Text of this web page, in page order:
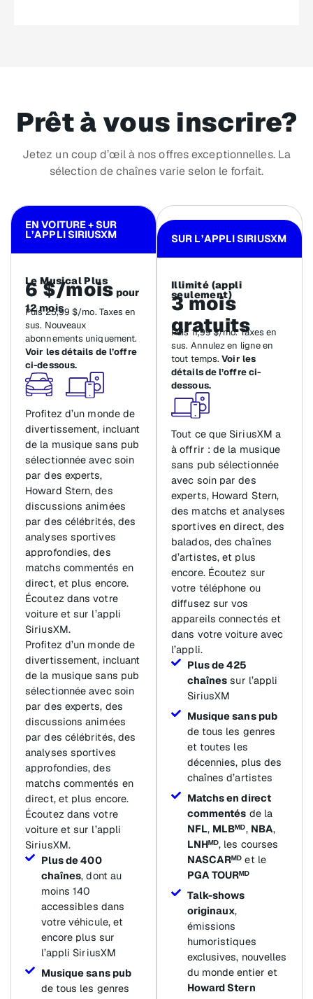
Prêt à vous inscrire?
Jetez un coup d’œil à nos offres exceptionnelles. La
sélection de chaînes varie selon le forfait.
EN VOITURE + SUR
L’APPLI SIRIUSXM
Le Musical Plus
6 $/mois pour
12 mois
Puis 25,99 $/mo. Taxes en
sus. Nouveaux
abonnements uniquement.
Voir les détails de l’offre
ci-dessous.
Profitez d’un monde de
divertissement, incluant
de la musique sans pub
sélectionnée avec soin
par des experts,
Howard Stern, des
discussions animées
par des célébrités, des
analyses sportives
approfondies, des
matchs commentés en
direct, et plus encore.
Écoutez dans votre
voiture et sur l’appli
SiriusXM.
Profitez d’un monde de
divertissement, incluant
de la musique sans pub
sélectionnée avec soin
par des experts, des
discussions animées
par des célébrités, des
analyses sportives
approfondies, des
matchs commentés en
direct, et plus encore.
Écoutez dans votre
voiture et sur l’appli
SiriusXM.
Plus de 400
chaînes, dont au
moins 140
accessibles dans
votre véhicule, et
encore plus sur
l’appli SiriusXM
Musique sans pub
de tous les genres
SUR L’APPLI SIRIUSXM
Illimité (appli
seulement)
3 mois
gratuits
Puis 11,99 $/mo. Taxes en
sus. Annulez en ligne en
tout temps.Voir les
détails de l’offre ci-
dessous.
Tout ce que SiriusXM a
à offrir : de la musique
sans pub sélectionnée
avec soin par des
experts, Howard Stern,
des matchs et analyses
sportives en direct, des
balados, des chaînes
d’artistes, et plus
encore. Écoutez sur
votre téléphone ou
diffusez sur vos
appareils connectés et
dans votre voiture avec
l’appli.
Plus de 425
chaînes sur l’appli
SiriusXM
Musique sans pub
de tous les genres
et toutes les
décennies, plus des
chaînes d’artistes
Matchs en direct
commentés de la
NFL, MLBᴹᴰ, NBA,
LNHᴹᴰ, les courses
NASCARᴹᴰ et le
PGA TOURᴹᴰ
Talk-shows
originaux,
émissions
humoristiques
exclusives, nouvelles
du monde entier et
Howard Stern